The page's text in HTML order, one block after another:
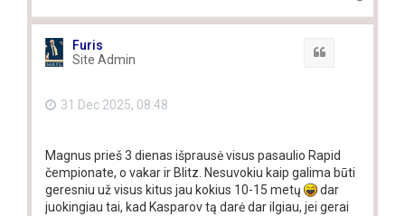
p
Furis
Site Admin
31 Dec 2025, 08:48
Magnus prieš 3 dienas išprausė visus pasaulio Rapid
čempionate, o vakar ir Blitz. Nesuvokiu kaip galima būti
geresniu už visus kitus jau kokius 10-15 metų
dar
juokingiau tai, kad Kasparov tą darė dar ilgiau, jei gerai